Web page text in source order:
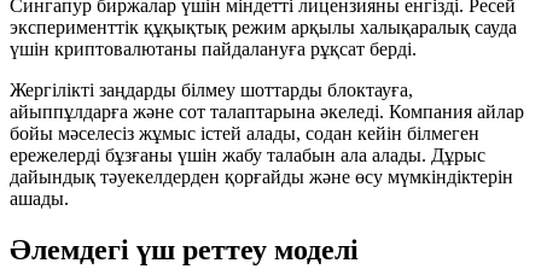
Сингапур биржалар үшін міндетті лицензияны енгізді. Ресей
эксперименттік құқықтық режим арқылы халықаралық сауда
үшін криптовалютаны пайдалануға рұқсат берді.
Жергілікті заңдарды білмеу шоттарды блоктауға,
айыппұлдарға және сот талаптарына әкеледі. Компания айлар
бойы мәселесіз жұмыс істей алады, содан кейін білмеген
ережелерді бұзғаны үшін жабу талабын ала алады. Дұрыс
дайындық тәуекелдерден қорғайды және өсу мүмкіндіктерін
ашады.
Әлемдегі үш реттеу моделі